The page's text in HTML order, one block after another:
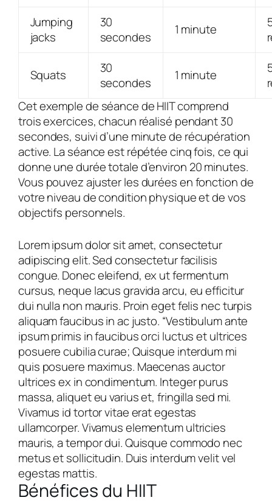
Jumping
jacks
30
secondes
1 minute
Squats
30
secondes
1 minute
Cet exemple de séance de HIIT comprend
trois exercices, chacun réalisé pendant 30
secondes, suivi d’une minute de récupération
active. La séance est répétée cinq fois, ce qui
donne une durée totale d’environ 20 minutes.
Vous pouvez ajuster les durées en fonction de
votre niveau de condition physique et de vos
objectifs personnels.
Lorem ipsum dolor sit amet, consectetur
adipiscing elit. Sed consectetur facilisis
congue. Donec eleifend, ex ut fermentum
cursus, neque lacus gravida arcu, eu efficitur
dui nulla non mauris. Proin eget felis nec turpis
aliquam faucibus in ac justo. “Vestibulum ante
ipsum primis in faucibus orci luctus et ultrices
posuere cubilia curae; Quisque interdum mi
quis posuere maximus. Maecenas auctor
ultrices ex in condimentum. Integer purus
massa, aliquet eu varius et, fringilla sed mi.
Vivamus id tortor vitae erat egestas
ullamcorper. Vivamus elementum ultricies
mauris, a tempor dui. Quisque commodo nec
metus et sollicitudin. Duis interdum velit vel
egestas mattis.
Bénéfices du HIIT